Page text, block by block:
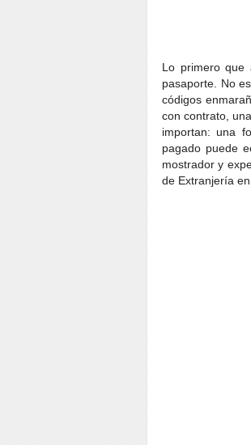
Lo primero que
pasaporte. No
códigos
con contrato,
importan: una
pagado puede
mostrador y
de Extranjería